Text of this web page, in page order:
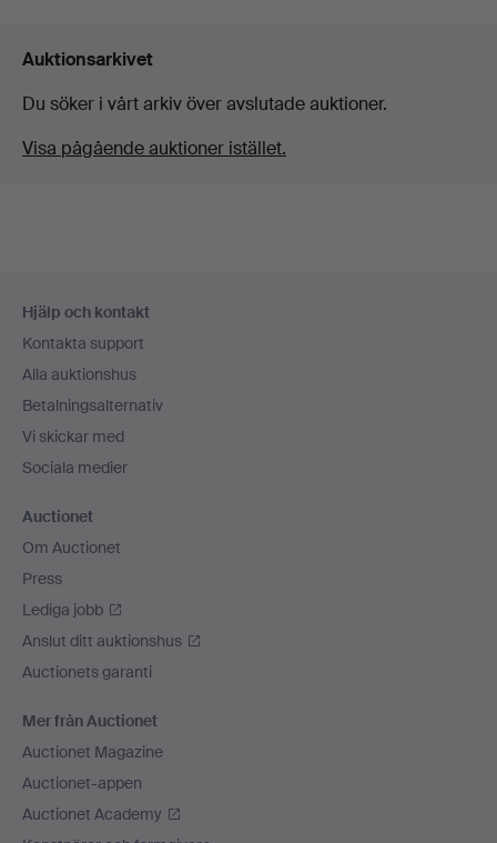
Auktionsarkivet
Du söker i vårt arkiv över avslutade auktioner.
Visa pågående auktioner istället.
Hjälp och kontakt
Kontakta support
Alla auktionshus
Betalningsalternativ
Vi skickar med
Sociala medier
Auctionet
Om Auctionet
Press
Lediga jobb
Anslut ditt auktionshus
Auctionets garanti
Mer från Auctionet
Auctionet Magazine
Auctionet-appen
Auctionet Academy